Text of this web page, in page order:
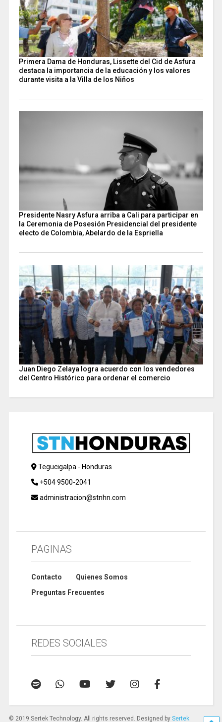
Primera Dama de Honduras, Lissette del Cid de Asfura
destaca la importancia de la educación y los valores
durante visita a la Villa de los Niños
Presidente Nasry Asfura arriba a Cali para participar en
la Ceremonia de Posesión Presidencial del presidente
electo de Colombia, Abelardo de la Espriella
Juan Diego Zelaya logra acuerdo con los vendedores
del Centro Histórico para ordenar el comercio
Tegucigalpa - Honduras
+504 9500-2041
administracion@stnhn.com
PAGINAS
Contacto
Quienes Somos
Preguntas Frecuentes
REDES SOCIALES
© 2019 Sertek Technology. All rights reserved. Designed by Sertek